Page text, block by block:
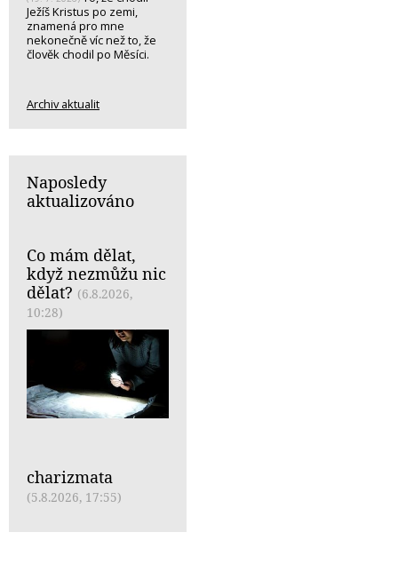
Ježíš Kristus po zemi,
znamená pro mne
nekonečně víc než to, že
člověk chodil po Měsíci.
Archiv aktualit
Naposledy
aktualizováno
Co mám dělat,
když nezmůžu nic
dělat? (6.8.2026,
10:28)
charizmata
(5.8.2026, 17:55)